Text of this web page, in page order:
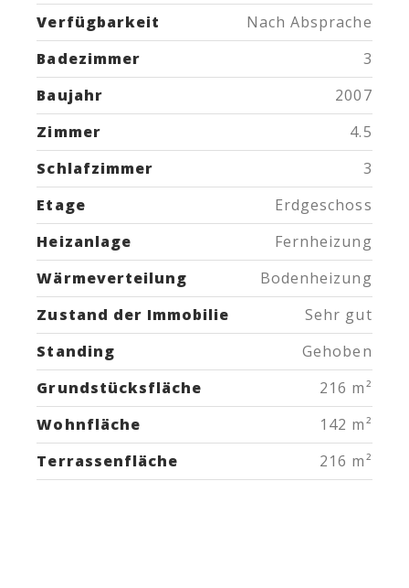
Verfügbarkeit
Nach Absprache
Badezimmer
3
Baujahr
2007
Zimmer
4.5
Schlafzimmer
3
Etage
Erdgeschoss
Heizanlage
Fernheizung
Wärmeverteilung
Bodenheizung
Zustand der Immobilie
Sehr gut
Standing
Gehoben
Grundstücksfläche
216 m²
Wohnfläche
142 m²
Terrassenfläche
216 m²